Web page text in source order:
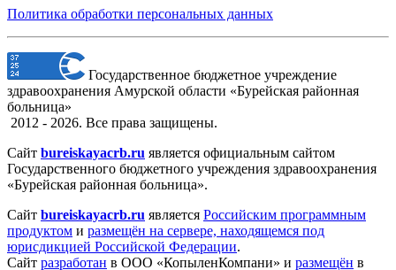
Политика обработки персональных данных
Государственное бюджетное учреждение
здравоохранения Амурской области «Бурейская районная
больница»
2012 - 2026. Все права защищены.
Сайт bureiskayacrb.ru является официальным сайтом
Государственного бюджетного учреждения здравоохранения
«Бурейская районная больница».
Сайт bureiskayacrb.ru является Российским программным
продуктом и размещён на сервере, находящемся под
юрисдикцией Российской Федерации.
Сайт разработан в ООО «КопыленКомпани» и размещён в